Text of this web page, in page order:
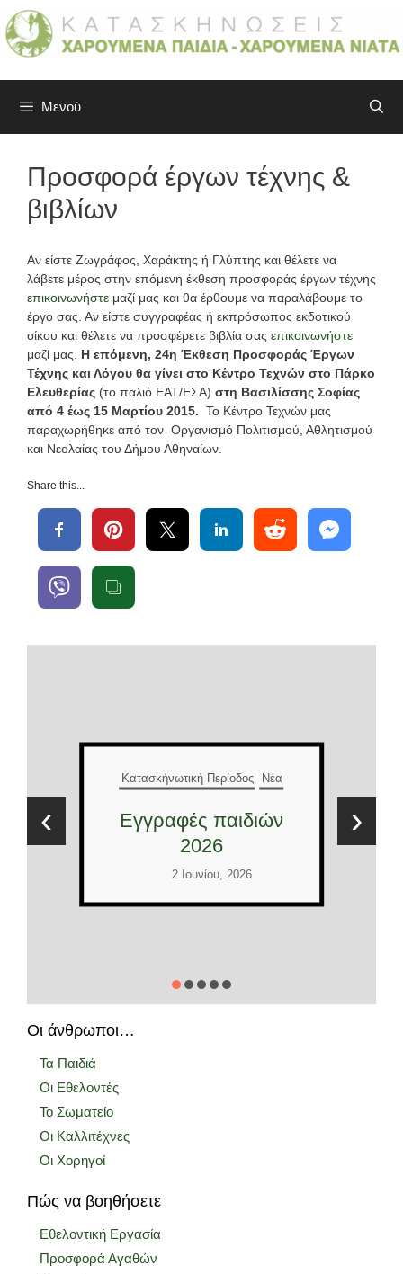
Μετάβαση
σε
περιεχόμενο
Μενού
Προσφορά έργων τέχνης &
βιβλίων
Αν είστε Ζωγράφος, Χαράκτης ή Γλύπτης και θέλετε να
λάβετε μέρος στην επόμενη έκθεση προσφοράς έργων τέχνης
επικοινωνήστε μαζί μας και θα έρθουμε να παραλάβουμε το
έργο σας. Αν είστε συγγραφέας ή εκπρόσωπος εκδοτικού
οίκου και θέλετε να προσφέρετε βιβλία σας επικοινωνήστε
μαζί μας. Η επόμενη, 24η Έκθεση Προσφοράς Έργων
Τέχνης και Λόγου θα γίνει στο Κέντρο Τεχνών στο Πάρκο
Ελευθερίας (το παλιό ΕΑΤ/ΕΣΑ) στη Βασιλίσσης Σοφίας
από 4 έως 15 Μαρτίου 2015. Το Κέντρο Τεχνών μας
παραχωρήθηκε από τον Οργανισμό Πολιτισμού, Αθλητισμού
και Νεολαίας του Δήμου Αθηναίων.
Share this...
Διεθνείς
‹ ›
Οι άνθρωποι…
Τα Παιδιά
Οι Εθελοντές
Το Σωματείο
Οι Καλλιτέχνες
Οι Χορηγοί
Πώς να βοηθήσετε
Εθελοντική Εργασία
Προσφορά Αγαθών